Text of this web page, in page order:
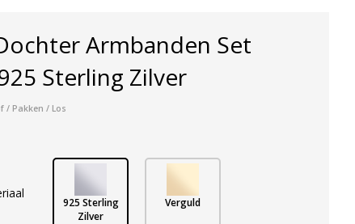
Armbanden Set
Sterling Zilver
/ Pakken / Los
925 Sterling
Zilver
Verguld